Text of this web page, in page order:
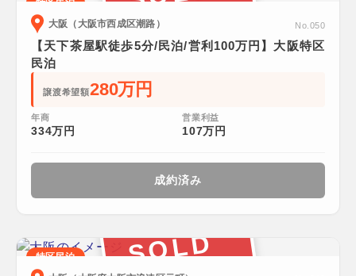
特区民泊
大阪（大阪市西成区潮路）
No.050
【天下茶屋駅徒歩5分/民泊/営利100万円】大阪特区
民泊
譲渡希望額280万円
年商
334万円
営業利益
107万円
成約済み
SOLD
特区民泊